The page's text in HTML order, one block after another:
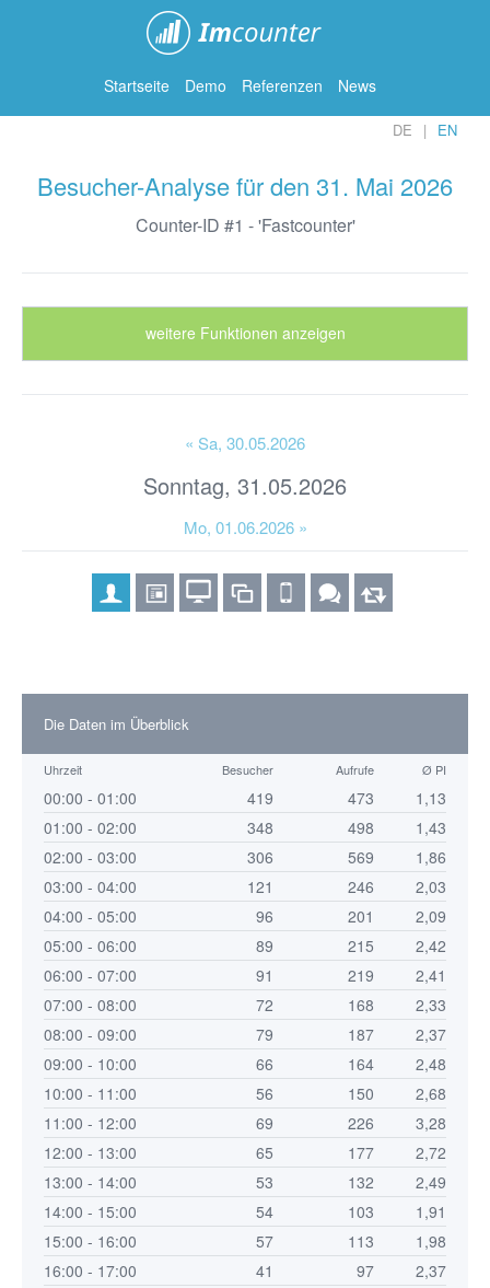
Startseite Demo Referenzen News
DE EN
Besucher-Analyse für den 31. Mai 2026
Counter-ID #1 - 'Fastcounter'
weitere Funktionen anzeigen
« Sa, 30.05.2026
Sonntag, 31.05.2026
Mo, 01.06.2026 »
Die Daten im Überblick
Uhrzeit Besucher Aufrufe Ø PI
00:00 - 01:00 419 473
1,13
01:00 - 02:00
348 498
1,43
02:00 - 03:00
306 569
1,86
03:00 - 04:00
121 246
2,03
04:00 - 05:00
96 201
2,09
05:00 - 06:00
89 215
2,42
06:00 - 07:00
91 219
2,41
07:00 - 08:00
72 168
2,33
08:00 - 09:00
79 187
2,37
09:00 - 10:00
66 164
2,48
10:00 - 11:00
56 150
2,68
11:00 - 12:00
69 226
3,28
12:00 - 13:00
65 177
2,72
13:00 - 14:00
53 132
2,49
14:00 - 15:00
54 103
1,91
15:00 - 16:00
57 113
1,98
16:00 - 17:00
41 97
2,37